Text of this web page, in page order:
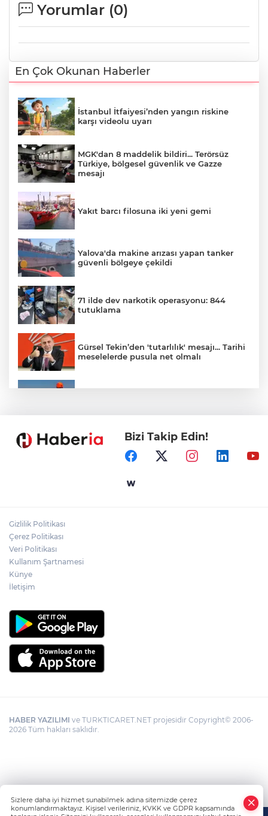
Yorumlar (0)
En Çok Okunan Haberler
İstanbul İtfaiyesi’nden yangın riskine
karşı videolu uyarı
MGK'dan 8 maddelik bildiri... Terörsüz
Türkiye, bölgesel güvenlik ve Gazze
mesajı
Yakıt barcı filosuna iki yeni gemi
Yalova'da makine arızası yapan tanker
güvenli bölgeye çekildi
71 ilde dev narkotik operasyonu: 844
tutuklama
Gürsel Tekin’den 'tutarlılık' mesajı... Tarihi
meselelerde pusula net olmalı
Samsun’da Alaçam'a yeni yaşam alanı
Yapay zekada onlarca uygulamanın
Bizi Takip Edin!
Gizlilik Politikası
Çerez Politikası
Veri Politikası
Kullanım Şartnamesi
Künye
İletişim
HABER YAZILIMI ve TURKTICARET.NET projesidir Copyright© 2006-
2026 Tüm hakları saklıdır.
Sizlere daha iyi hizmet sunabilmek adına sitemizde çerez
konumlandırmaktayız. Kişisel verileriniz, KVKK ve GDPR kapsamında